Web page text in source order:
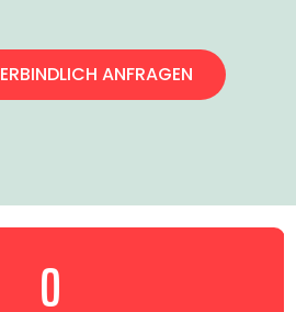
ANFRAGEN
0